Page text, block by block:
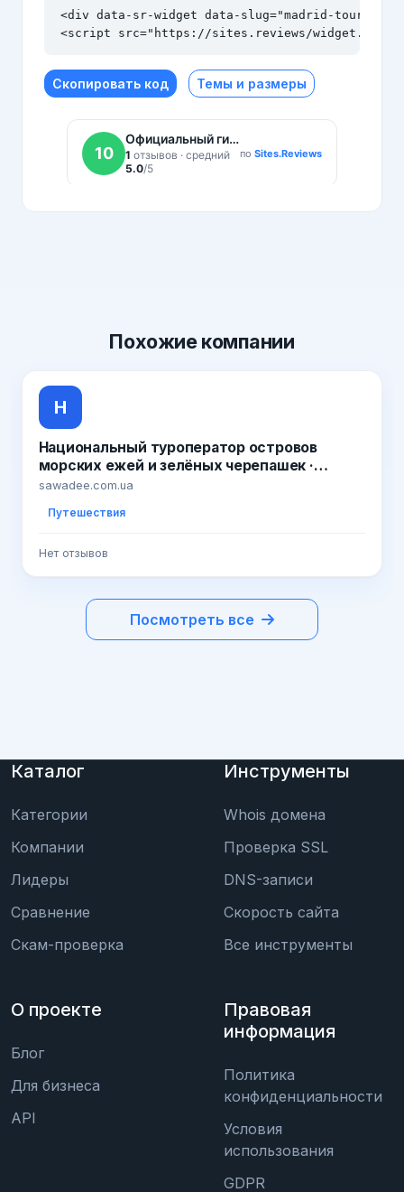
<div data-sr-widget data-slug="madrid-tour.ru"
<script src="https://sites.reviews/widget.js"
Скопировать код Темы и размеры
Похожиекомпании
Н
Национальный туроператор островов
морских ежей и зелёных черепашек ·
Sawadee Краб 6.39 · Вирусное видео из
черепашек
sawadee.com.ua
Путешествия
Нет отзывов
Посмотреть все
Каталог
Категории
Компании
Лидеры
Сравнение
Скам-проверка
Инструменты
Whois домена
Проверка SSL
DNS-записи
Скорость сайта
Все инструменты
О проекте
Блог
Для бизнеса
API
Правовая
информация
Политика
конфиденциальности
Условия
использования
GDPR